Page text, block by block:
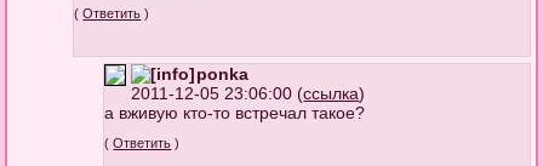
(Ответить )
ponka
2011-12-05 23:06:00 (ссылка)
а вживую кто-то встречал такое?
(Ответить )